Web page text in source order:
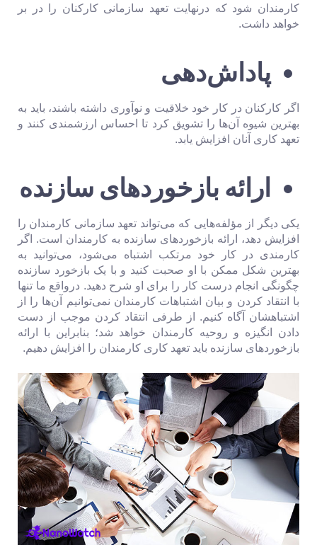
کارمندان شود که درنهایت تعهد سازمانی کارکنان را در بر
خواهد داشت.
پاداش‌دهی
اگر کارکنان در کار خود خلاقیت و نوآوری داشته باشند، باید به
بهترین شیوه آن‌ها را تشویق کرد تا احساس ارزشمندی کنند و
تعهد کاری آنان افزایش یابد.
ارائه بازخوردهای سازنده
یکی دیگر از مؤلفه‌هایی که می‌تواند تعهد سازمانی کارمندان را
افزایش دهد، ارائه بازخوردهای سازنده به کارمندان است. اگر
کارمندی در کار خود مرتکب اشتباه می‌شود، می‌توانید به
بهترین شکل ممکن با او صحبت کنید و با یک بازخورد سازنده
چگونگی انجام درست کار را برای او شرح دهید. درواقع ما تنها
با انتقاد کردن و بیان اشتباهات کارمندان نمی‌توانیم آن‌ها را از
اشتباهشان آگاه کنیم. از طرفی انتقاد کردن موجب از دست
دادن انگیزه و روحیه کارمندان خواهد شد؛ بنابراین با ارائه
بازخوردهای سازنده باید تعهد کاری کارمندان را افزایش دهیم.